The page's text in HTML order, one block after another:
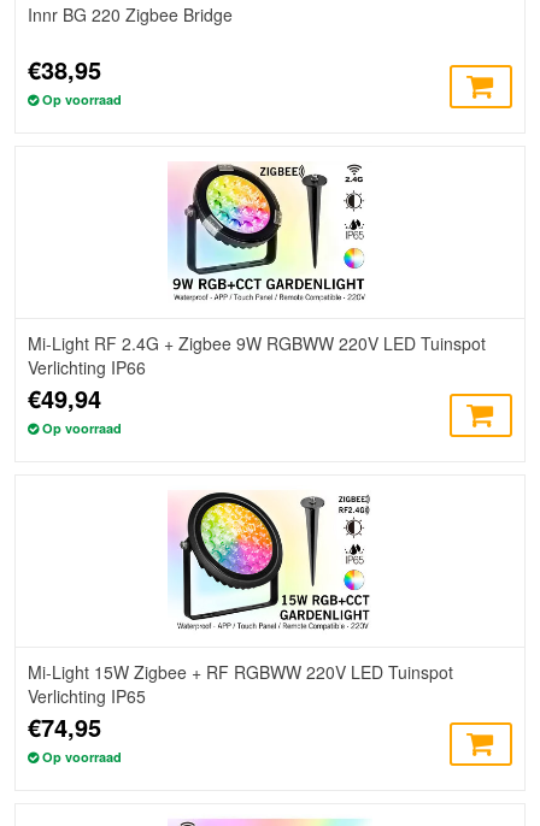
Innr BG 220 Zigbee Bridge
€38,95
Op voorraad
Mi-Light RF 2.4G + Zigbee 9W RGBWW 220V LED Tuinspot
Verlichting IP66
€49,94
Op voorraad
Mi-Light 15W Zigbee + RF RGBWW 220V LED Tuinspot
Verlichting IP65
€74,95
Op voorraad